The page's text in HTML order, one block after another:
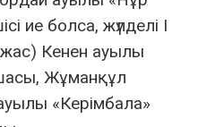
ие болса, жүлделі І
Кенен ауылы
Жұманқұл
«Керімбала»